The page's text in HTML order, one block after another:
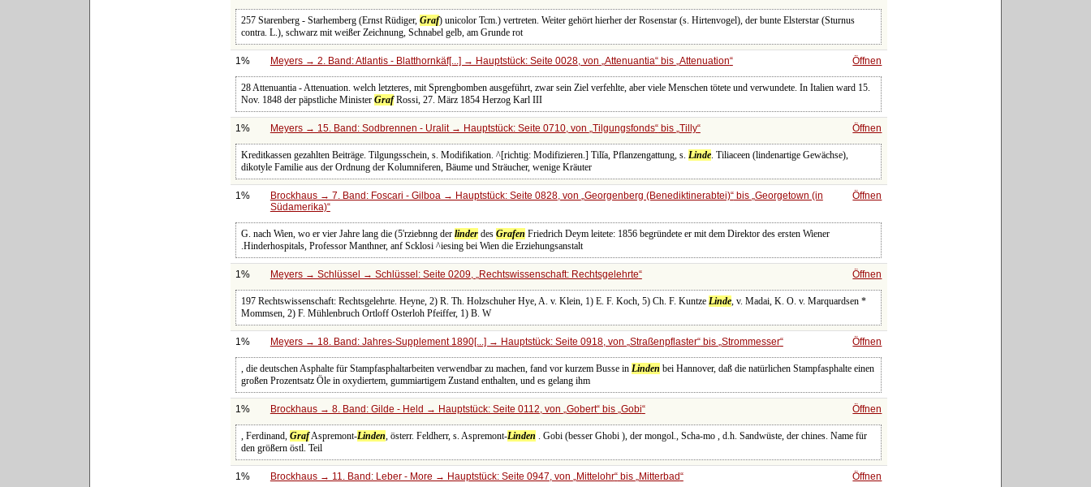
257 Starenberg - Starhemberg (Ernst Rüdiger,Graf) unicolor Tcm.) vertreten. Weiter gehört hierher der Rosenstar (s. Hirtenvogel), der bunte Elsterstar (Sturnus
contra. L.), schwarz mit weißer Zeichnung, Schnabel gelb, am Grunde rot
1% Meyers → 2. Band: Atlantis - Blatthornkäf[...] → Hauptstück: Seite 0028, von Attenuantia bis Attenuation Öffnen
28 Attenuantia - Attenuation. welch letzteres, mit Sprengbomben ausgeführt, zwar sein Ziel verfehlte, aber viele Menschen tötete und verwundete. In Italien ward 15.
Nov. 1848 der päpstliche MinisterGrafRossi, 27. März 1854 Herzog Karl III
1% Meyers → 15. Band: Sodbrennen - Uralit → Hauptstück: Seite 0710, von Tilgungsfonds bis Tilly Öffnen
Kreditkassen gezahlten Beiträge. Tilgungsschein, s. Modifikation. ^[richtig: Modifizieren.] Tilĭa, Pflanzengattung, s.Linde. Tiliaceen (lindenartige Gewächse),
dikotyle Familie aus der Ordnung der Kolumniferen, Bäume und Sträucher, wenige Kräuter
1% Brockhaus → 7. Band: Foscari - Gilboa → Hauptstück: Seite 0828, von Georgenberg (Benediktinerabtei) bis Georgetown (in
Südamerika)
Öffnen
G. nach Wien, wo er vier Jahre lang die (5'rziebnng derlinder desGrafen Friedrich Deym leitete: 1856 begründete er mit dem Direktor des ersten Wiener
.Hinderhospitals, Professor Manthner, anf Scklosi ^iesing bei Wien die Erziehungsanstalt
1% Meyers → Schlüssel → Schlüssel: Seite 0209, Rechtswissenschaft: Rechtsgelehrte Öffnen
197 Rechtswissenschaft: Rechtsgelehrte. Heyne, 2) R. Th. Holzschuher Hye, A. v. Klein, 1) E. F. Koch, 5) Ch. F. KuntzeLinde, v. Madai, K. O. v. Marquardsen *
Mommsen, 2) F. Mühlenbruch Ortloff Osterloh Pfeiffer, 1) B. W
1% Meyers → 18. Band: Jahres-Supplement 1890[...] → Hauptstück: Seite 0918, von Straßenpflaster bis Strommesser Öffnen
, die deutschen Asphalte für Stampfasphaltarbeiten verwendbar zu machen, fand vor kurzem Busse inLinden bei Hannover, daß die natürlichen Stampfasphalte einen
großen Prozentsatz Öle in oxydiertem, gummiartigem Zustand enthalten, und es gelang ihm
1% Brockhaus → 8. Band: Gilde - Held → Hauptstück: Seite 0112, von Gobert bis Gobi Öffnen
, Ferdinand,GrafAspremont-Linden, österr. Feldherr, s. Aspremont-Linden . Gobi (besser Ghobi ), der mongol., Scha-mo , d.h. Sandwüste, der chines. Name für
den größern östl. Teil
1% Brockhaus → 11. Band: Leber - More → Hauptstück: Seite 0947, von Mittelohr bis Mitterbad Öffnen